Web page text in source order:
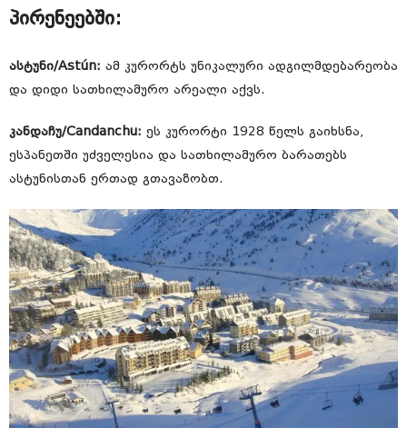
პირენეებში:
ასტუნი/Astún: ამ კურორტს უნიკალური ადგილმდებარეობა
და დიდი სათხილამურო არეალი აქვს.
კანდაჩუ/Candanchu: ეს კურორტი 1928 წელს გაიხსნა,
ესპანეთში უძველესია და სათხილამურო ბარათებს
ასტუნისთან ერთად გთავაზობთ.